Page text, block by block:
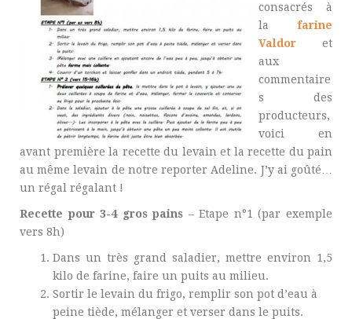
consacrés à
la farine
Valdor et
aux
commentaire
s des
producteurs,
voici en
avant première la recette du levain et la recette du pain
au même levain de notre reporter Adeline. J’y ai goûté…
un régal régalant !
Recette pour 3-4 gros pains – Etape n°1 (par exemple
vers 8h)
Dans un très grand saladier, mettre environ 1,5
kilo de farine, faire un puits au milieu.
Sortir le levain du frigo, remplir son pot d’eau à
peine tiède, mélanger et verser dans le puits.